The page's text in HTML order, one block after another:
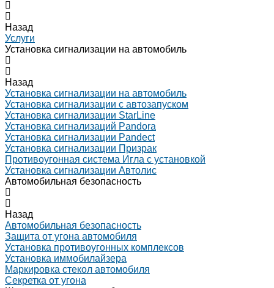
Назад
Услуги
Установка сигнализации на автомобиль
Назад
Установка сигнализации на автомобиль
Установка сигнализации с автозапуском
Установка сигнализации StarLine
Установка сигнализаций Pandora
Установка сигнализации Pandect
Установка сигнализации Призрак
Противоугонная система Игла с установкой
Установка сигнализации Автолис
Автомобильная безопасность
Назад
Автомобильная безопасность
Защита от угона автомобиля
Установка противоугонных комплексов
Установка иммобилайзера
Маркировка стекол автомобиля
Секретка от угона